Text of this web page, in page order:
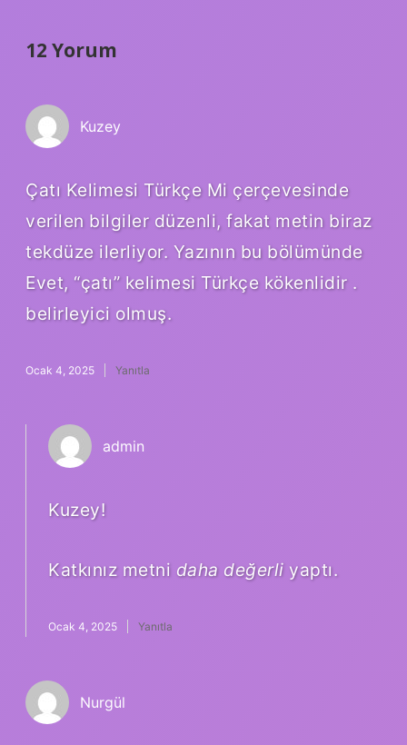
12 Yorum
Kuzey
Çatı Kelimesi Türkçe Mi çerçevesinde
verilen bilgiler düzenli, fakat metin biraz
tekdüze ilerliyor. Yazının bu bölümünde
Evet, “çatı” kelimesi Türkçe kökenlidir .
belirleyici olmuş.
Ocak 4, 2025 Yanıtla
admin
Kuzey!
Katkınız metni daha değerli yaptı.
Ocak 4, 2025 Yanıtla
Nurgül